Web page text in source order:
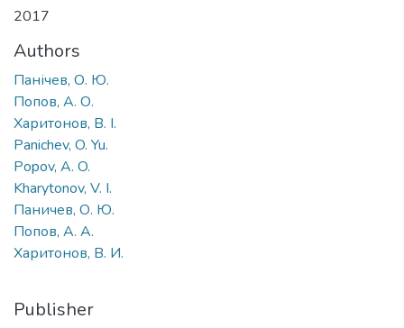
2017
Authors
Панічев, О. Ю.
Попов, А. О.
Харитонов, В. І.
Panichev, O. Yu.
Popov, A. O.
Kharytonov, V. I.
Паничев, О. Ю.
Попов, А. А.
Харитонов, В. И.
Publisher